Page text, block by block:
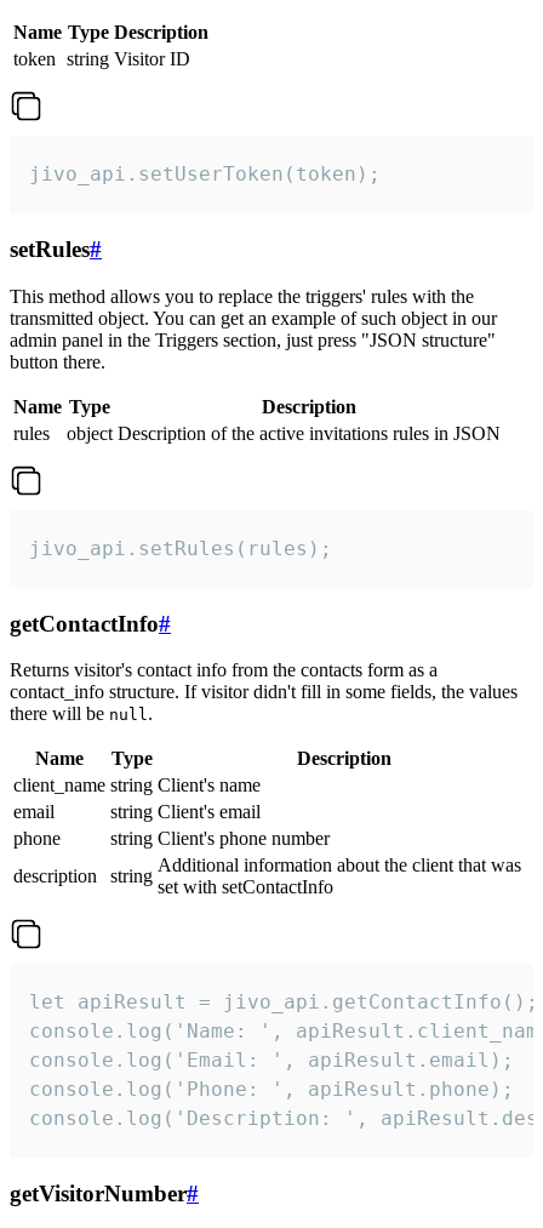
Name Type Description
token string Visitor ID
jivo_api.setUserToken(token);
setRules#
This method allows you to replace the triggers' rules with the
transmitted object. You can get an example of such object in our
admin panel in the Triggers section, just press "JSON structure"
button there.
Name Type
Description
rules
object Description of the active invitations rules in JSON
jivo_api.setRules(rules);
getContactInfo#
Returns visitor's contact info from the contacts form as a
contact_info structure. If visitor didn't fill in some fields, the values
there will be null.
Name Type
Description
client_name string Client's name
email
string Client's email
phone
string Client's phone number
description
string
Additional information about the client that was
set with setContactInfo
let apiResult = jivo_api.getContactInfo();
console.log('Name: ',
console.log('Email: ', apiResult.email);
console.log('Phone: ', apiResult.phone);
console.log('Description: ',
getVisitorNumber#